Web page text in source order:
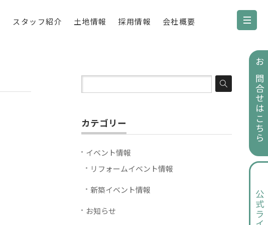
スタッフ紹介 土地情報 採用情報 会社概要
お問合せはこちら
公式ライン
カテゴリー
イベント情報
リフォームイベント情報
新築イベント情報
お知らせ